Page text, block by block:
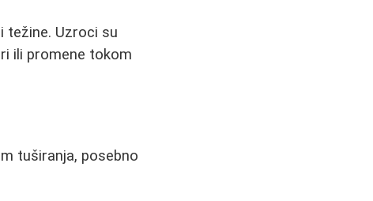
težine. Uzroci su
ili promene tokom
tuširanja, posebno